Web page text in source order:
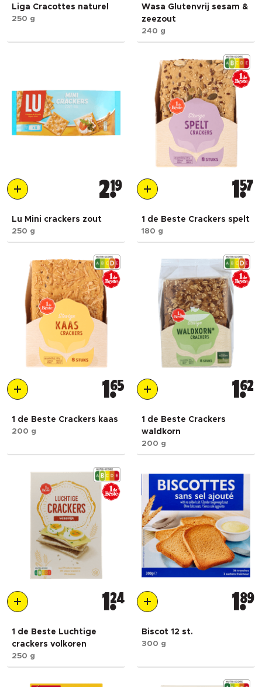
Liga Cracottes naturel
250 g
Wasa Glutenvrij sesam &
zeezout
240 g
219
Lu Mini crackers zout
250 g
1 57
1 de Beste Crackers spelt
180 g
1 65
1 de Beste Crackers kaas
200 g
1 62
1 de Beste Crackers
waldkorn
200 g
1 24
1 de Beste Luchtige
crackers volkoren
250 g
1 89
Biscot 12 st.
300 g